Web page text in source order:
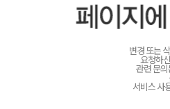
변경 또는
요청하
관련 문
서비스 사